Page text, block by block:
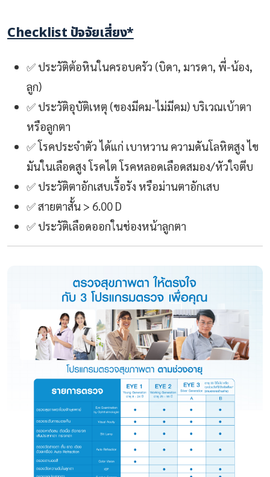
Checklist ปัจจัยเสี่ยง*
✅ ประวัติต้อหินในครอบครัว (บิดา, มารดา, พี่-น้อง,
ลูก)
✅ ประวัติอุบัติเหตุ (ของมีคม-ไม่มีคม) บริเวณเบ้าตา
หรือลูกตา
✅โรคประจำตัว ได้แก่ เบาหวาน ความดันโลหิตสูง ไข
มันในเลือดสูง โรคไต โรคหลอดเลือดสมอง/หัวใจตีบ
✅ ประวัติตาอักเสบเรื้อรัง หรือม่านตาอักเสบ
✅สายตาสั้น > 6.00 D
✅ ประวัติเลือดออกในช่องหน้าลูกตา